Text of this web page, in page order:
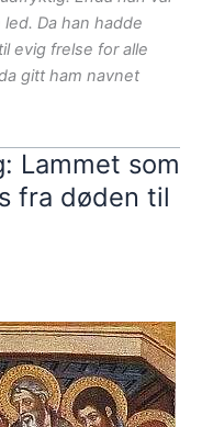
Da han hadde
evig frelse for alle
gitt ham navnet
Lammet som
fra døden til